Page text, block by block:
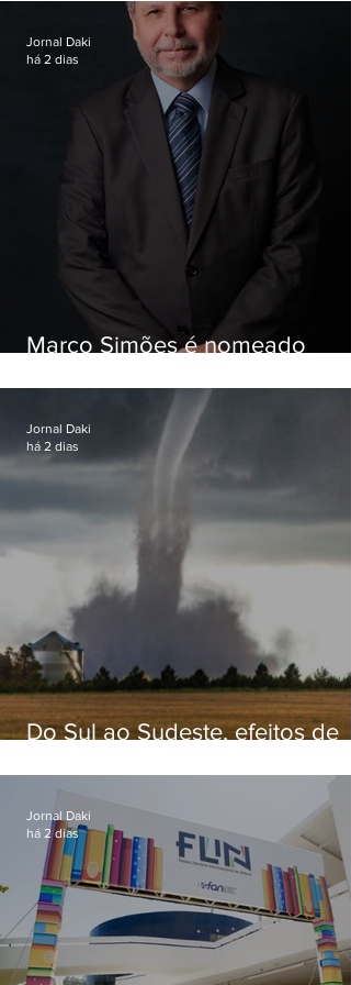
Marco Simões é nomeado
Jornal Daki
há 2 dias
Do Sul ao Sudeste, efeitos de
apreensão na população
Jornal Daki
há 2 dias
Jornal Daki
há 2 dias